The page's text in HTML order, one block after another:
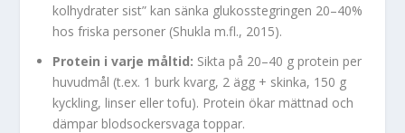
kolhydrater sist” kan sänka glukosstegringen 20–40%
hos friska personer (Shukla m.fl., 2015).
Protein i varje måltid: Sikta på 20–40 g protein per
huvudmål (t.ex. 1 burk kvarg, 2 ägg + skinka, 150 g
kyckling, linser eller tofu). Protein ökar mättnad och
dämpar blodsockersvaga toppar.